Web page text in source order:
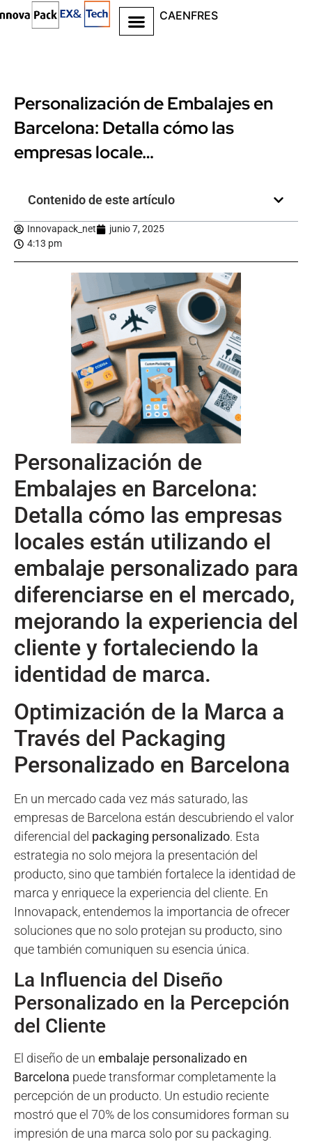
CAENFRES
Personalización de Embalajes en
Barcelona: Detalla cómo las
empresas locale…
Contenido de este artículo
Innovapack_net
junio 7, 2025
4:13 pm
Personalización de
Embalajes en Barcelona:
Detalla cómo las empresas
locales están utilizando el
embalaje personalizado para
diferenciarse en el mercado,
mejorando la experiencia del
cliente y fortaleciendo la
identidad de marca.
Optimización de la Marca a
Través del Packaging
Personalizado en Barcelona
En un mercado cada vez más saturado, las
empresas de Barcelona están descubriendo el valor
diferencial del packaging personalizado. Esta
estrategia no solo mejora la presentación del
producto, sino que también fortalece la identidad de
marca y enriquece la experiencia del cliente. En
Innovapack, entendemos la importancia de ofrecer
soluciones que no solo protejan su producto, sino
que también comuniquen su esencia única.
La Influencia del Diseño
Personalizado en la Percepción
del Cliente
El diseño de un embalaje personalizado en
Barcelona puede transformar completamente la
percepción de un producto. Un estudio reciente
mostró que el 70% de los consumidores forman su
impresión de una marca solo por su packaging.